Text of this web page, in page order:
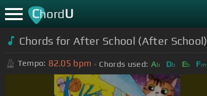
ChordU
Chords for After School (After School)
Tempo: 82.05 bpm Chords used: Ab Db Eb Fm